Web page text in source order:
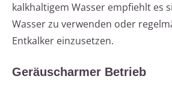
kalkhaltigem Wasser empfiehlt es
Wasser zu verwenden oder
Entkalker einzusetzen.
Geräuscharmer Betrieb